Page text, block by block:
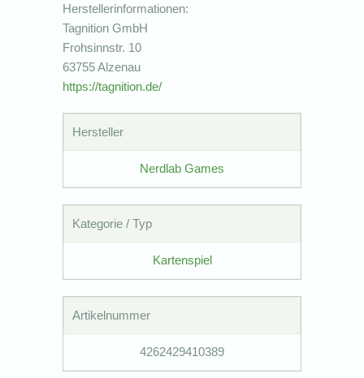
Herstellerinformationen:
Tagnition GmbH
Frohsinnstr. 10
63755 Alzenau
https://tagnition.de/
Hersteller
Nerdlab Games
Kategorie / Typ
Kartenspiel
Artikelnummer
4262429410389